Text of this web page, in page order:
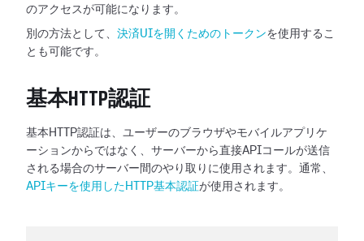
のアクセスが可能になります。
別の方法として、 決済UIを開くためのトークンを使用するこ
とも可能です。
基本HTTP認証
基本HTTP認証は、ユーザーのブラウザやモバイルアプリケ
ーションからではなく、サーバーから直接APIコールが送信
される場合のサーバー間のやり取りに使用されます。通常、
APIキーを使用したHTTP基本認証が使用されます。